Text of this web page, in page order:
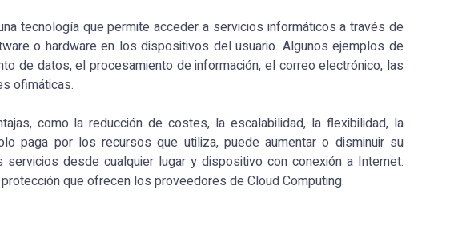
tecnología que permite acceder a servicios informáticos a través de
o hardware en los dispositivos del usuario. Algunos ejemplos de
de datos, el procesamiento de información, el correo electrónico, las
ofimáticas.
como la reducción de costes, la escalabilidad, la flexibilidad, la
paga por los recursos que utiliza, puede aumentar o disminuir su
desde cualquier lugar y dispositivo con conexión a Internet.
que ofrecen los proveedores de Cloud Computing.